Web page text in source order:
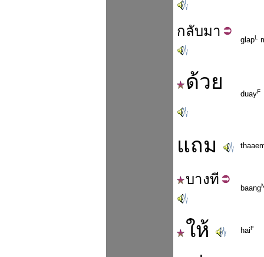
กลับมา
glapL
ด้วย
duayF
แถม
บางที
baang
ให้ haiF